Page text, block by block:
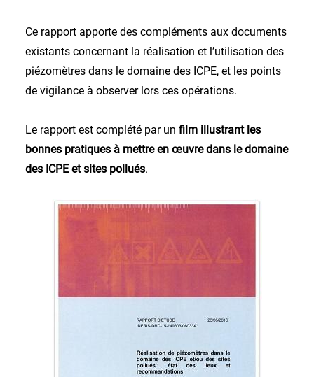
Ce rapport apporte des compléments aux documents
existants concernant la réalisation et l’utilisation des
piézomètres dans le domaine des ICPE, et les points
de vigilance à observer lors ces opérations.
Le rapport est complété par un film illustrant les
bonnes pratiques à mettre en œuvre dans le domaine
des ICPE et sites pollués.